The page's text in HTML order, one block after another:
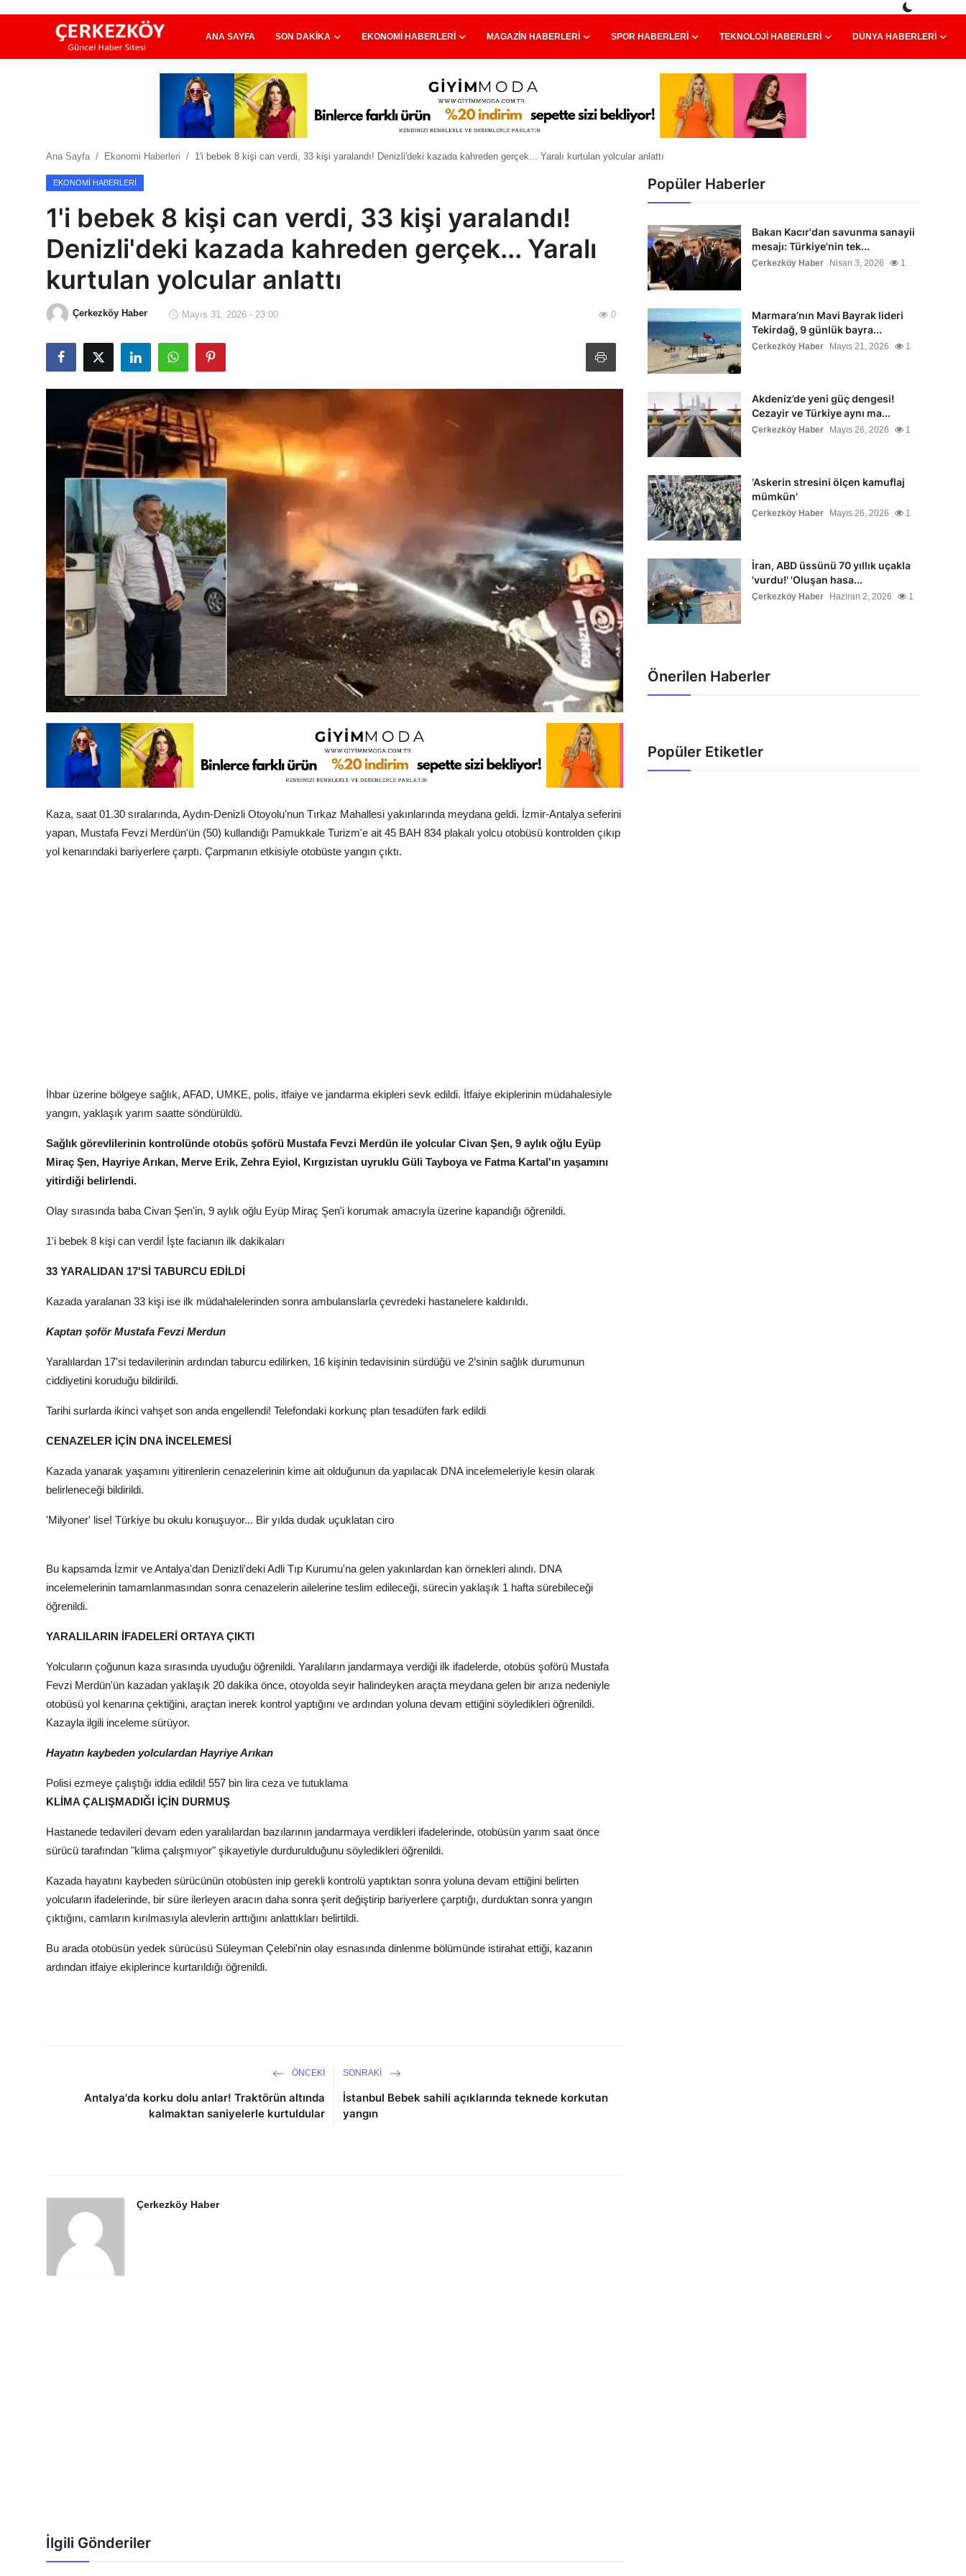
ANA SAYFA SON DAKIKA EKONOMI HABERLERI MAGAZIN HABERLERI SPOR HABERLERI TEKNOLOJI HABERLERI DÜNYA HABERLERI
Ekonomi Haberleri
Teknoloji Haberleri
Dünya Haberleri
Çerkezköy
Ana Sayfa Ekonomi Haberleri 1'i bebek 8 kişi can verdi, 33 kişi yaralandı! Denizli'deki kazada kahreden gerçek... Yaralı kurtulan yolcular anlattı
EKONOMI HABERLERI
1'i bebek 8 kişi can verdi, 33 kişi yaralandı!
Denizli'deki kazada kahreden gerçek... Yaralı
kurtulan yolcular anlattı
Çerkezköy Haber Mayıs 31, 2026 - 23:00 0
Kaza, saat 01.30 sıralarında, Aydın-Denizli Otoyolu'nun Tırkaz Mahallesi yakınlarında meydana geldi. İzmir-Antalya seferini
yapan, Mustafa Fevzi Merdün'ün (50) kullandığı Pamukkale Turizm'e ait 45 BAH 834 plakalı yolcu otobüsü kontrolden çıkıp
yol kenarındaki bariyerlere çarptı. Çarpmanın etkisiyle otobüste yangın çıktı.
İhbar üzerine bölgeye sağlık, AFAD, UMKE, polis, itfaiye ve jandarma ekipleri sevk edildi. İtfaiye ekiplerinin müdahalesiyle
yangın, yaklaşık yarım saatte söndürüldü.
Sağlık görevlilerinin kontrolünde otobüs şoförü Mustafa Fevzi Merdün ile yolcular Civan Şen, 9 aylık oğlu Eyüp
Miraç Şen, Hayriye Arıkan, Merve Erik, Zehra Eyiol, Kırgızistan uyruklu Güli Tayboya ve Fatma Kartal'ın yaşamını
yitirdiği belirlendi.
Olay sırasında baba Civan Şen'in, 9 aylık oğlu Eyüp Miraç Şen'i korumak amacıyla üzerine kapandığı öğrenildi.
1'i bebek 8 kişi can verdi! İşte facianın ilk dakikaları
33 YARALIDAN 17'Sİ TABURCU EDİLDİ
Kazada yaralanan 33 kişi ise ilk müdahalelerinden sonra ambulanslarla çevredeki hastanelere kaldırıldı.
Kaptan şoför Mustafa Fevzi Merdun
Yaralılardan 17'si tedavilerinin ardından taburcu edilirken, 16 kişinin tedavisinin sürdüğü ve 2’sinin sağlık durumunun
ciddiyetini koruduğu bildirildi.
Tarihi surlarda ikinci vahşet son anda engellendi! Telefondaki korkunç plan tesadüfen fark edildi
CENAZELER İÇİN DNA İNCELEMESİ
Kazada yanarak yaşamını yitirenlerin cenazelerinin kime ait olduğunun da yapılacak DNA incelemeleriyle kesin olarak
belirleneceği bildirildi.
'Milyoner' lise! Türkiye bu okulu konuşuyor... Bir yılda dudak uçuklatan ciro
Bu kapsamda İzmir ve Antalya'dan Denizli'deki Adli Tıp Kurumu'na gelen yakınlardan kan örnekleri alındı. DNA
incelemelerinin tamamlanmasından sonra cenazelerin ailelerine teslim edileceği, sürecin yaklaşık 1 hafta sürebileceği
öğrenildi.
YARALILARIN İFADELERİ ORTAYA ÇIKTI
Yolcuların çoğunun kaza sırasında uyuduğu öğrenildi. Yaralıların jandarmaya verdiği ilk ifadelerde, otobüs şoförü Mustafa
Fevzi Merdün'ün kazadan yaklaşık 20 dakika önce, otoyolda seyir halindeyken araçta meydana gelen bir arıza nedeniyle
otobüsü yol kenarına çektiğini, araçtan inerek kontrol yaptığını ve ardından yoluna devam ettiğini söyledikleri öğrenildi.
Kazayla ilgili inceleme sürüyor.
Hayatın kaybeden yolculardan Hayriye Arıkan
Polisi ezmeye çalıştığı iddia edildi! 557 bin lira ceza ve tutuklama
KLİMA ÇALIŞMADIĞI İÇİN DURMUŞ
Hastanede tedavileri devam eden yaralılardan bazılarının jandarmaya verdikleri ifadelerinde, otobüsün yarım saat önce
sürücü tarafından "klima çalışmıyor" şikayetiyle durdurulduğunu söyledikleri öğrenildi.
Kazada hayatını kaybeden sürücünün otobüsten inip gerekli kontrolü yaptıktan sonra yoluna devam ettiğini belirten
yolcuların ifadelerinde, bir süre ilerleyen aracın daha sonra şerit değiştirip bariyerlere çarptığı, durduktan sonra yangın
çıktığını, camların kırılmasıyla alevlerin arttığını anlattıkları belirtildi.
Bu arada otobüsün yedek sürücüsü Süleyman Çelebi'nin olay esnasında dinlenme bölümünde istirahat ettiği, kazanın
ardından itfaiye ekiplerince kurtarıldığı öğrenildi.
ÖNCEKI
Antalya'da korku dolu anlar! Traktörün altında
kalmaktan saniyelerle kurtuldular
SONRAKI
İstanbul Bebek sahili açıklarında teknede korkutan
yangın
Çerkezköy Haber
İlgili Gönderiler
Popüler Haberler
Bakan Kacır'dan savunma sanayii
mesajı: Türkiye'nin tek...
Çerkezköy Haber Nisan 3, 2026 1
Marmara’nın Mavi Bayrak lideri
Tekirdağ, 9 günlük bayra...
Çerkezköy Haber Mayıs 21, 2026 1
Akdeniz’de yeni güç dengesi!
Cezayir ve Türkiye aynı ma...
Çerkezköy Haber Mayıs 26, 2026 1
‘Askerin stresini ölçen kamuflaj
mümkün’
Çerkezköy Haber Mayıs 26, 2026 1
İran, ABD üssünü 70 yıllık uçakla
'vurdu!' 'Oluşan hasa...
Çerkezköy Haber Haziran 2, 2026 1
Önerilen Haberler
Popüler Etiketler